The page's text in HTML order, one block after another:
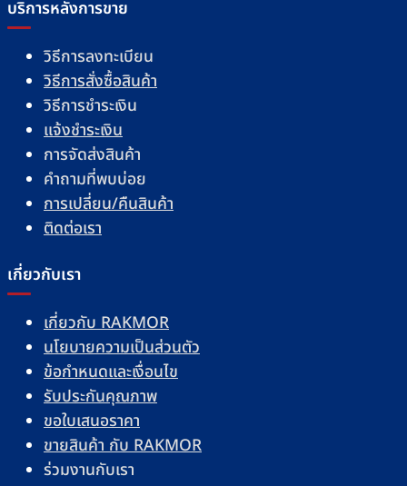
บริการหลังการขาย
วิธีการลงทะเบียน
วิธีการสั่งซื้อสินค้า
วิธีการชำระเงิน
แจ้งชำระเงิน
การจัดส่งสินค้า
คำถามที่พบบ่อย
การเปลี่ยน/คืนสินค้า
ติดต่อเรา
เกี่ยวกับเรา
เกี่ยวกับ RAKMOR
นโยบายความเป็นส่วนตัว
ข้อกำหนดและเงื่อนไข
รับประกันคุณภาพ
ขอใบเสนอราคา
ขายสินค้า กับ RAKMOR
ร่วมงานกับเรา